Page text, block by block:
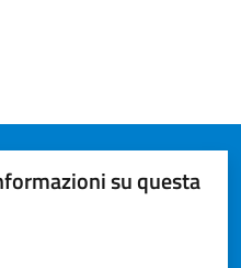
su questa